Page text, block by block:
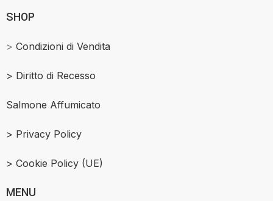
SHOP
> Condizioni di Vendita
> Diritto di Recesso
Salmone Affumicato
> Privacy Policy
> Cookie Policy (UE)
MENU